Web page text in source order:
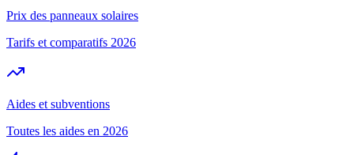
Prix des panneaux solaires
Tarifs et comparatifs 2026
Aides et subventions
Toutes les aides en 2026